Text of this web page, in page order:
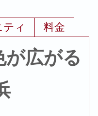
ィ 料金
が広がる